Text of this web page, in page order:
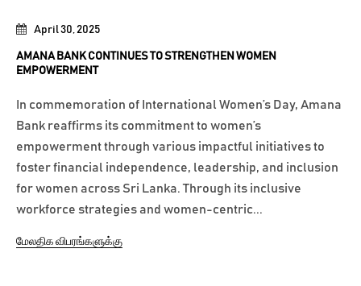
April 30, 2025
AMANA BANK CONTINUES TO STRENGTHEN WOMEN
EMPOWERMENT
In commemoration of International Women’s Day, Amana
Bank reaffirms its commitment to women’s
empowerment through various impactful initiatives to
foster financial independence, leadership, and inclusion
for women across Sri Lanka. Through its inclusive
workforce strategies and women-centric...
மேலதிக விபரங்களுக்கு